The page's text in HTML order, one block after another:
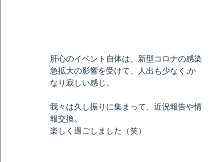
肝心のイベント自体は、新型コロナの感染
急拡大の影響を受けて、人出も少なく,か
なり寂しい感じ。
我々は久し振りに集まって、近況報告や情
報交換。
楽しく過ごしました（笑）